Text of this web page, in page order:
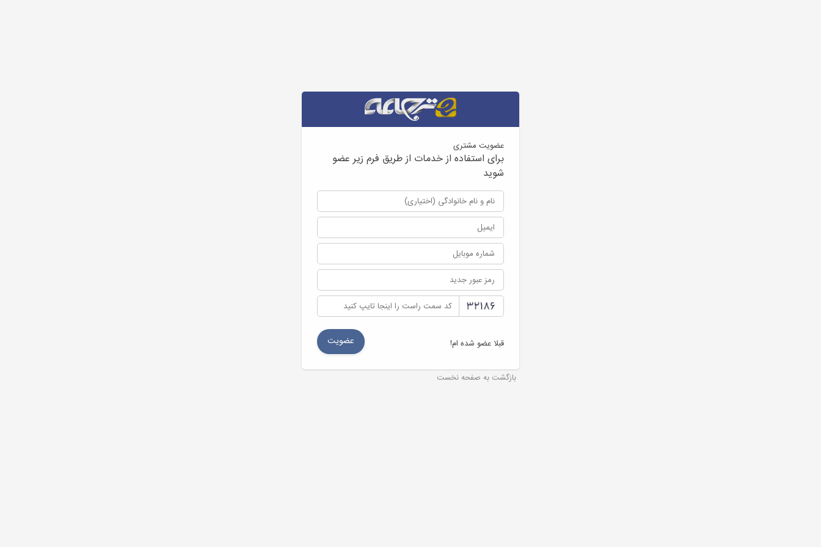
عضویت مشتری
برای استفاده از خدمات از طریق فرم زیر عضو
شوید
قبلا عضو شده ام!
بازگشت به صفحه نخست